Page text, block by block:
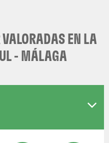
EN LA
- MÁLAGA